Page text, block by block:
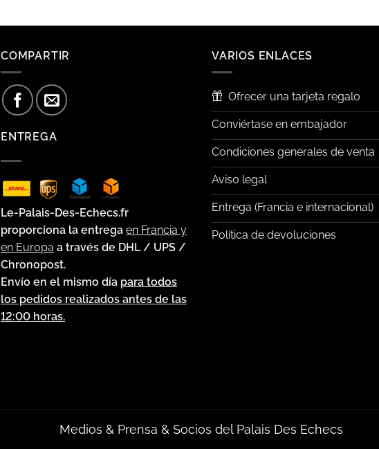
214.80€
COMPARTIR
ENTREGA
Le-Palais-Des-Echecs.fr
proporciona la entrega en Francia y
en Europa a través de DHL / UPS /
Chronopost.
Envío en el mismo día para todos
los pedidos realizados antes de las
12:00 horas.
VARIOS ENLACES
Ofrecer una tarjeta regalo
Conviértase en embajador
Condiciones generales de venta
Aviso legal
Entrega (Francia e internacional)
Política de devoluciones
Medios & Prensa & Socios del Palais Des Echecs